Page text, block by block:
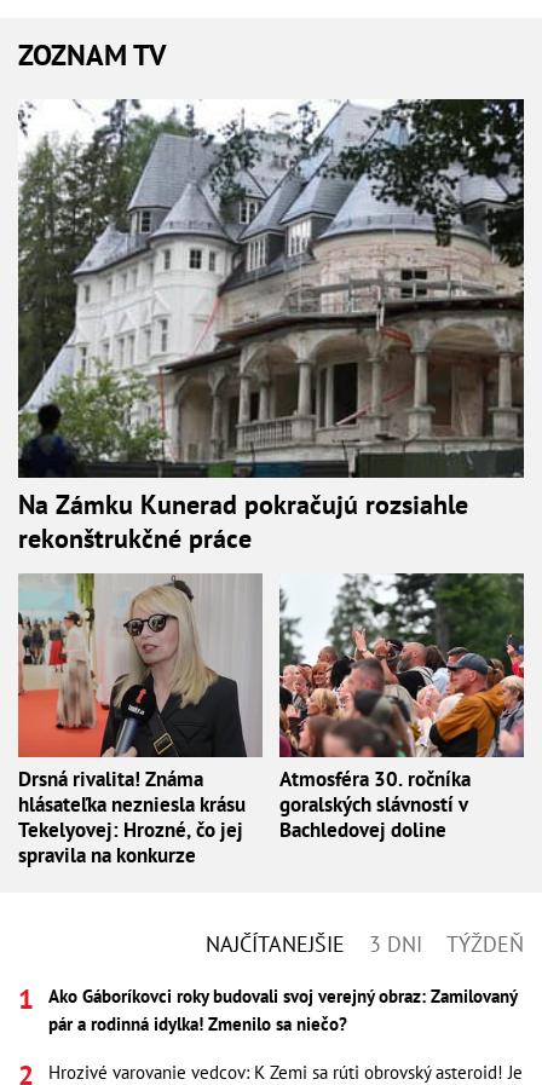
ZOZNAM TV
Na Zámku Kunerad pokračujú rozsiahle
rekonštrukčné práce
Drsná rivalita! Známa
hlásateľka nezniesla krásu
Tekelyovej: Hrozné, čo jej
spravila na konkurze
Atmosféra 30. ročníka
goralských slávností v
Bachledovej doline
NAJČÍTANEJŠIE 3 DNI TÝŽDEŇ
Ako Gáboríkovci roky budovali svoj verejný obraz: Zamilovaný
pár a rodinná idylka! Zmenilo sa niečo?
Hrozivé varovanie vedcov: K Zemi sa rúti obrovský asteroid! Je